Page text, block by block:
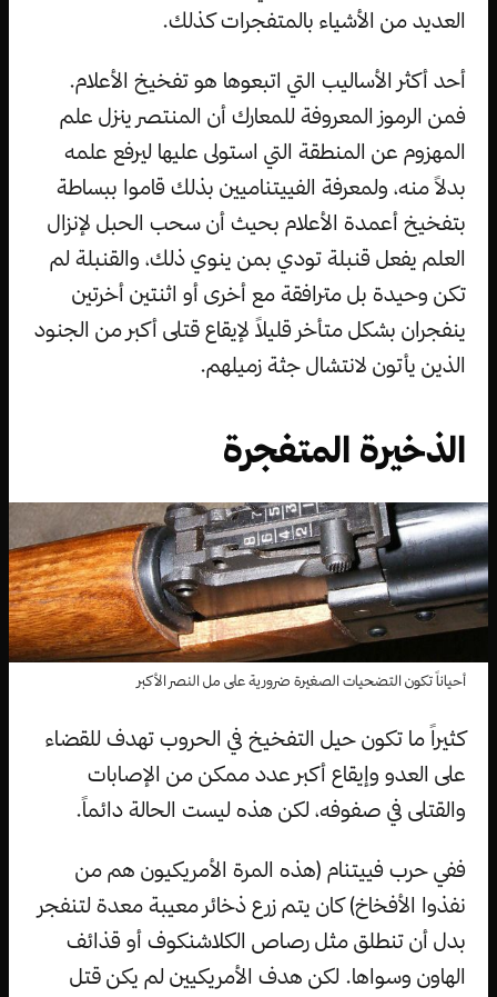
العديد من الأشياء بالمتفجرات كذلك.
أحد أكثر الأساليب التي اتبعوها هو تفخيخ الأعلام.
فمن الرموز المعروفة للمعارك أن المنتصر ينزل علم
المهزوم عن المنطقة التي استولى عليها ليرفع علمه
بدلاً منه، ولمعرفة الفييتناميين بذلك قاموا ببساطة
بتفخيخ أعمدة الأعلام بحيث أن سحب الحبل لإنزال
العلم يفعل قنبلة تودي بمن ينوي ذلك، والقنبلة لم
تكن وحيدة بل مترافقة مع أخرى أو اثنتين أخرتين
ينفجران بشكل متأخر قليلاً لإيقاع قتلى أكبر من الجنود
الذين يأتون لانتشال جثة زميلهم.
الذخيرة المتفجرة
أحياناً تكون التضحيات الصغيرة ضرورية على مل النصر الأكبر
كثيراً ما تكون حيل التفخيخ في الحروب تهدف للقضاء
على العدو وإيقاع أكبر عدد ممكن من الإصابات
والقتلى في صفوفه، لكن هذه ليست الحالة دائماً.
ففي حرب فييتنام (هذه المرة الأمريكيون هم من
نفذوا الأفخاخ) كان يتم زرع ذخائر معيبة معدة لتنفجر
بدل أن تنطلق مثل رصاص الكلاشنكوف أو قذائف
الهاون وسواها. لكن هدف الأمريكيين لم يكن قتل